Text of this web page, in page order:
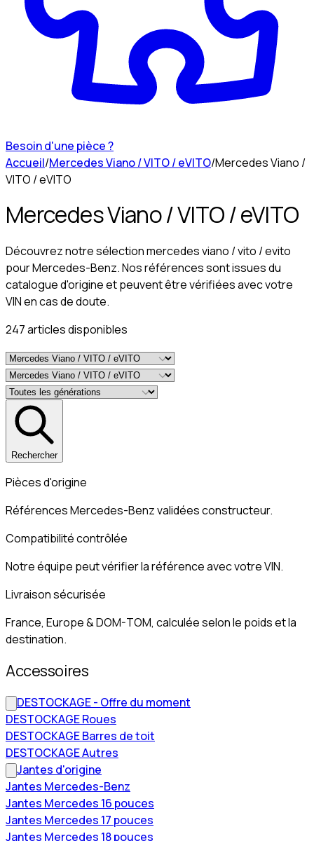
Besoin d'une pièce ?
Accueil/Mercedes Viano / VITO / eVITO/Mercedes Viano /
VITO / eVITO
Mercedes Viano / VITO / eVITO
Découvrez notre sélection mercedes viano / vito / evito
pour Mercedes-Benz. Nos références sont issues du
catalogue d'origine et peuvent être vérifiées avec votre
VIN en cas de doute.
247articlesdisponibles
Rechercher
Pièces d'origine
Références Mercedes-Benz validées constructeur.
Compatibilité contrôlée
Notre équipe peut vérifier la référence avec votre VIN.
Livraison sécurisée
France, Europe & DOM-TOM, calculée selon le poids et la
destination.
Accessoires
DESTOCKAGE - Offre du moment
DESTOCKAGE Roues
DESTOCKAGE Barres de toit
DESTOCKAGE Autres
Jantes d'origine
Jantes Mercedes-Benz
Jantes Mercedes 16 pouces
Jantes Mercedes 17 pouces
Jantes Mercedes 18 pouces